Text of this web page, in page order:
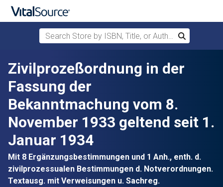
Skip to main content
Search Store by ISBN, Title, or Author
Search
Zivilprozeßordnung in der
Fassung der
Bekanntmachung vom 8.
November 1933 geltend seit 1.
Januar 1934
Mit 8 Ergänzungsbestimmungen und 1 Anh., enth. d.
zivilprozessualen Bestimmungen d. Notverordnungen.
Textausg. mit Verweisungen u. Sachreg.